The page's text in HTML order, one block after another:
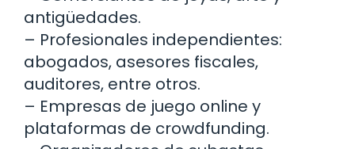
antigüedades.
– Profesionales independientes:
abogados, asesores fiscales,
auditores, entre otros.
– Empresas de juego online y
plataformas de crowdfunding.